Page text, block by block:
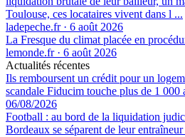
Toulouse, ces locataires vivent dans l ...
ladepeche.fr· 6 août 2026
La Fresque du climat placée en
lemonde.fr· 6 août 2026
Actualités récentes
Ils remboursent un crédit pour un
scandale Fiducim touche plus de 1 000
06/08/2026
Football : au bord de la liquidation
Bordeaux se séparent de leur